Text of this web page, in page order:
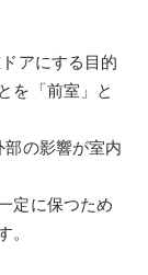
アにする目的
を「前室」と
の影響が室内
定に保つため
。